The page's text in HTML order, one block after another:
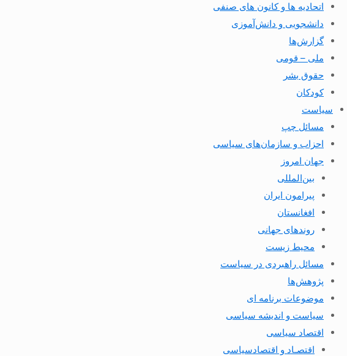
اتحادیه ها و کانون های صنفی
دانشجویی و دانش‌آموزی
گزارش‌ها
ملی – قومی
حقوق بشر
کودکان
سیاست
مسائل چپ
احزاب و سازمان‌های سیاسی
جهان امروز
بین‌المللی
پیرامون ایران
افغانستان
روندهای جهانی
محیط زیست
مسائل راهبردی در سیاست
پژوهش‌ها
موضوعات برنامه ای
سیاست و اندیشه سیاسی
اقتصاد سیاسی
اقتصـاد و اقتصاد‌سیاسی